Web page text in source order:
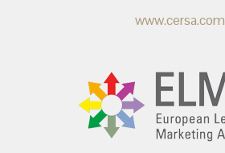
www.cersa.com